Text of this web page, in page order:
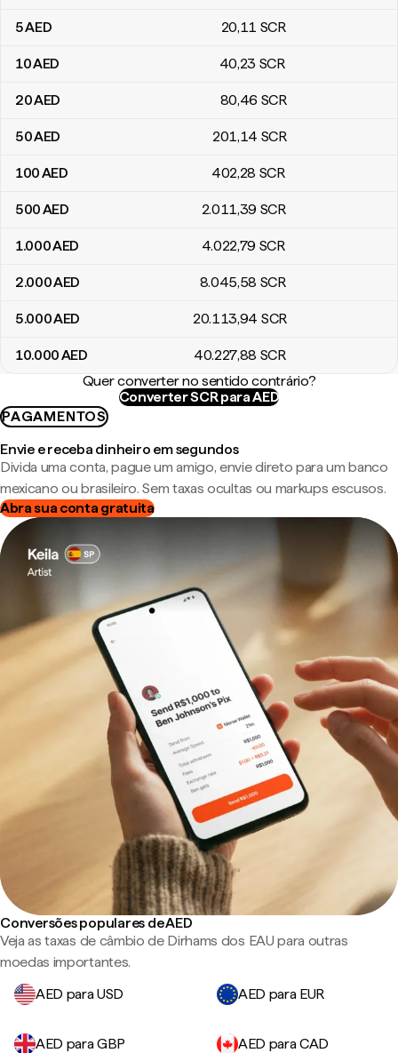
5AED 20,11 SCR
10AED 40,23 SCR
20AED 80,46 SCR
50AED 201,14 SCR
100AED 402,28 SCR
500AED 2.011,39 SCR
1.000AED 4.022,79 SCR
2.000AED 8.045,58 SCR
5.000AED 20.113,94 SCR
10.000AED 40.227,88 SCR
Quer converter no sentido contrário?
Converter SCR para AED
PAGAMENTOS
Envie e receba dinheiro em segundos
Divida uma conta, pague um amigo, envie direto para um banco
mexicano ou brasileiro. Sem taxas ocultas ou markups escusos.
Abra sua conta gratuita
Conversões populares de AED
Veja as taxas de câmbio de Dirhams dos EAU para outras
moedas importantes.
AED para USD
AED para EUR
AED para GBP AED para CAD